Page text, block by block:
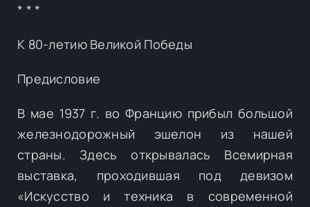
* * *
К 80-летию Великой Победы
Предисловие
В мае 1937 г. во Францию прибыл большой
железнодорожный эшелон из нашей
страны. Здесь открывалась Всемирная
выставка, проходившая под девизом
«Искусство и техника в современной